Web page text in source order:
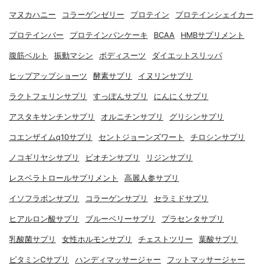
マヌカハニー コラーゲンゼリー プロテイン プロテインシェイカー
プロテインバー プロテインパンケーキ BCAA HMBサプリメント
腹筋ベルト 振動マシン ボディスーツ ダイエットスリッパ
ヒップアップショーツ 酵素サプリ イヌリンサプリ
ラクトフェリンサプリ すっぽんサプリ にんにくサプリ
アスタキサンチンサプリ オルニチンサプリ グリシンサプリ
コエンザイムq10サプリ セントジョーンズワート チロシンサプリ
ノコギリヤシサプリ ビオチンサプリ リジンサプリ
レスベラトロールサプリメント 高麗人参サプリ
イソフラボンサプリ コラーゲンサプリ セラミドサプリ
ヒアルロン酸サプリ ブルーベリーサプリ プラセンタサプリ
乳酸菌サプリ 女性ホルモンサプリ チェストツリー 葉酸サプリ
ビタミンCサプリ ハンディマッサージャー フットマッサージャー